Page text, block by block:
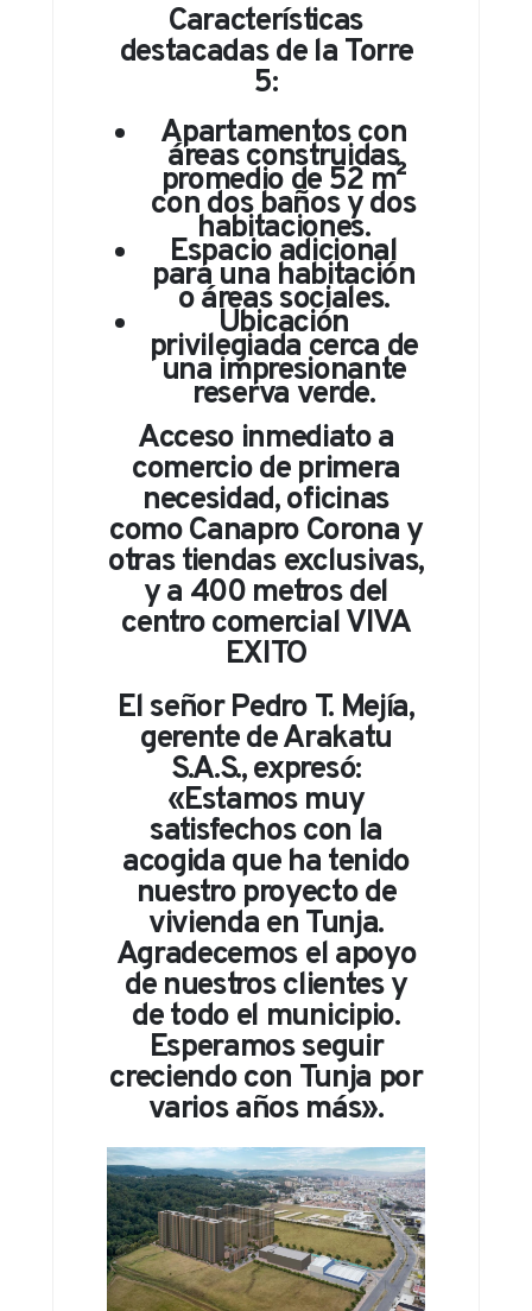
Características
destacadas de la Torre
5:
Apartamentos con
áreas construidas
promedio de 52 m²
con dos baños y dos
habitaciones.
Espacio adicional
para una habitación
o áreas sociales.
Ubicación
privilegiada cerca de
una impresionante
reserva verde.
Acceso inmediato a
comercio de primera
necesidad, oficinas
como Canapro Corona y
otras tiendas exclusivas,
y a 400 metros del
centro comercial VIVA
EXITO
El señor Pedro T. Mejía,
gerente de Arakatu
S.A.S., expresó:
«Estamos muy
satisfechos con la
acogida que ha tenido
nuestro proyecto de
vivienda en Tunja.
Agradecemos el apoyo
de nuestros clientes y
de todo el municipio.
Esperamos seguir
creciendo con Tunja por
varios años más».